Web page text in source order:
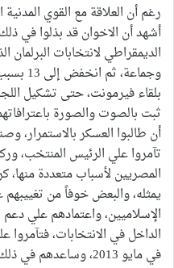
رغم أن العلاقة مع القوي
أشهد أن الاخوان قد بذلوا في
بلقاء فيرمونت، حتى تشكيل
ثبت بالصوت والصورة
أن طالبوا العسكر بالاستمرار،
تآمروا علي الرئيس المنتخب،
المصريين لأسباب متعددة منها،
يمثله، والبعض خوفاً من
الإسلاميين، واعتمادهم علي
الداخل في الانتخابات، فتآمروا
في مايو 2013، وساعدهم في ذلك القضاء الاداري!!